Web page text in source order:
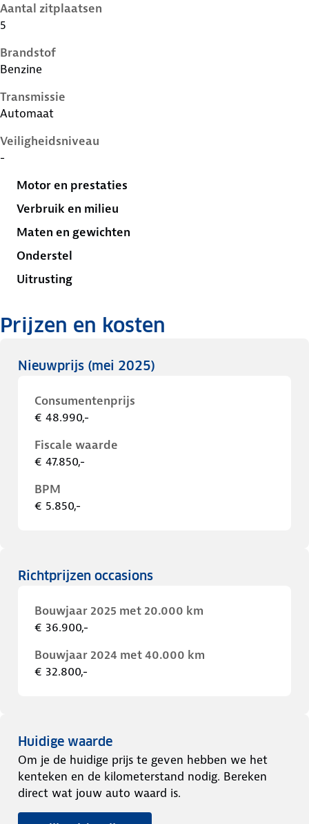
Aantal zitplaatsen
5
Brandstof
Benzine
Transmissie
Automaat
Veiligheidsniveau
-
Motor en prestaties
Verbruik en milieu
Maten en gewichten
Onderstel
Uitrusting
Prijzen en kosten
Nieuwprijs (mei 2025)
Consumentenprijs
€ 48.990,-
Fiscale waarde
€ 47.850,-
BPM
€ 5.850,-
Richtprijzen occasions
Bouwjaar 2025 met 20.000 km
€ 36.900,-
Bouwjaar 2024 met 40.000 km
€ 32.800,-
Huidige waarde
Om je de huidige prijs te geven hebben we het
kenteken en de kilometerstand nodig. Bereken
direct wat jouw auto waard is.